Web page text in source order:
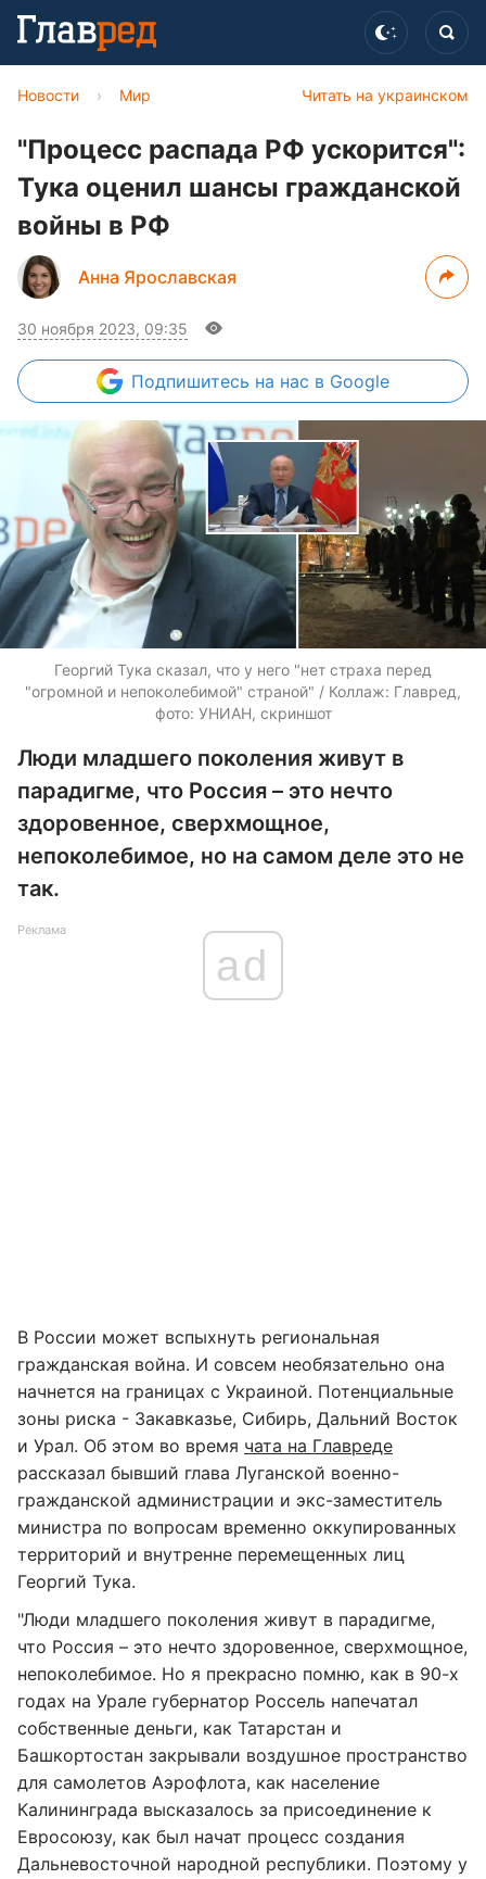
Читать на украинском
Новости › Мир
"Процесс распада РФ ускорится":
Тука оценил шансы гражданской
войны в РФ
Анна Ярославская
30 ноября 2023, 09:35
Подпишитесь на нас в Google
Георгий Тука сказал, что у него "нет страха перед
"огромной и непоколебимой" страной" / Коллаж: Главред,
фото: УНИАН, скриншот
Люди младшего поколения живут в
парадигме, что Россия – это нечто
здоровенное, сверхмощное,
непоколебимое, но на самом деле это не
так.
Реклама
ad
В России может вспыхнуть региональная
гражданская война. И совсем необязательно она
начнется на границах с Украиной. Потенциальные
зоны риска - Закавказье, Сибирь, Дальний Восток
и Урал. Об этом во время чата на Главреде
рассказал бывший глава Луганской военно-
гражданской администрации и экс-заместитель
министра по вопросам временно оккупированных
территорий и внутренне перемещенных лиц
Георгий Тука.
"Люди младшего поколения живут в парадигме,
что Россия – это нечто здоровенное, сверхмощное,
непоколебимое. Но я прекрасно помню, как в 90-х
годах на Урале губернатор Россель напечатал
собственные деньги, как Татарстан и
Башкортостан закрывали воздушное пространство
для самолетов Аэрофлота, как население
Калининграда высказалось за присоединение к
Евросоюзу, как был начат процесс создания
Дальневосточной народной республики. Поэтому у